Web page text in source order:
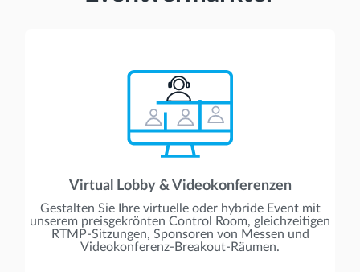
Virtual Lobby & Videokonferenzen
Gestalten Sie Ihre virtuelle oder hybride Event mit
unserem preisgekrönten Control Room, gleichzeitigen
RTMP-Sitzungen, Sponsoren von Messen und
Videokonferenz-Breakout-Räumen.